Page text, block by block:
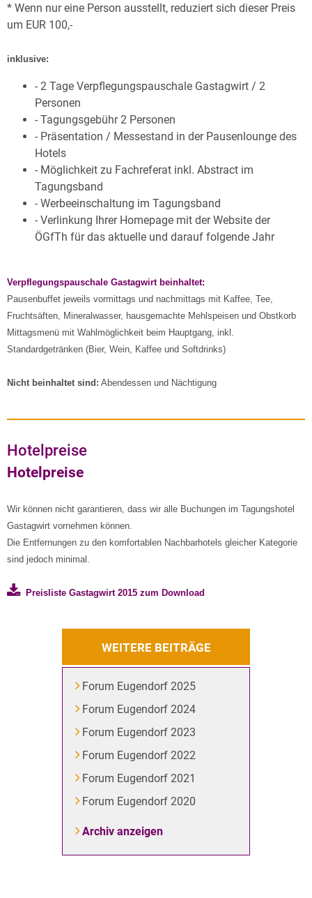
* Wenn nur eine Person ausstellt, reduziert sich dieser Preis
um EUR 100,-
inklusive:
- 2 Tage Verpflegungspauschale Gastagwirt / 2
Personen
- Tagungsgebühr 2 Personen
- Präsentation / Messestand in der Pausenlounge des
Hotels
- Möglichkeit zu Fachreferat inkl. Abstract im
Tagungsband
- Werbeeinschaltung im Tagungsband
- Verlinkung Ihrer Homepage mit der Website der
ÖGfTh für das aktuelle und darauf folgende Jahr
Verpflegungspauschale Gastagwirt beinhaltet:
Pausenbuffet jeweils vormittags und nachmittags mit Kaffee, Tee,
Fruchtsäften, Mineralwasser, hausgemachte Mehlspeisen und Obstkorb
Mittagsmenü mit Wahlmöglichkeit beim Hauptgang, inkl.
Standardgetränken (Bier, Wein, Kaffee und Softdrinks)
Nicht beinhaltet sind: Abendessen und Nächtigung
Hotelpreise
Hotelpreise
Wir können nicht garantieren, dass wir alle Buchungen im Tagungshotel
Gastagwirt vornehmen können.
Die Entfernungen zu den komfortablen Nachbarhotels gleicher Kategorie
sind jedoch minimal.
Preisliste Gastagwirt 2015 zum Download
WEITERE BEITRÄGE
Forum Eugendorf 2025
Forum Eugendorf 2024
Forum Eugendorf 2023
Forum Eugendorf 2022
Forum Eugendorf 2021
Forum Eugendorf 2020
Archiv anzeigen